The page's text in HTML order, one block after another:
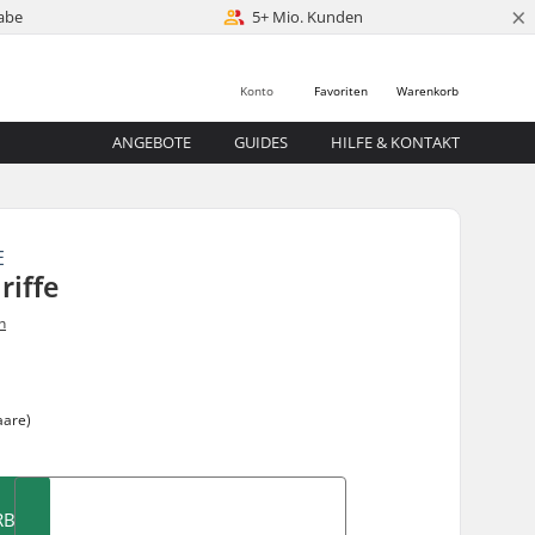
5+ Mio. Kunden ×
Warenkorb
Favoriten
Konto
ANGEBOTE GUIDES HILFE & KONTAKT